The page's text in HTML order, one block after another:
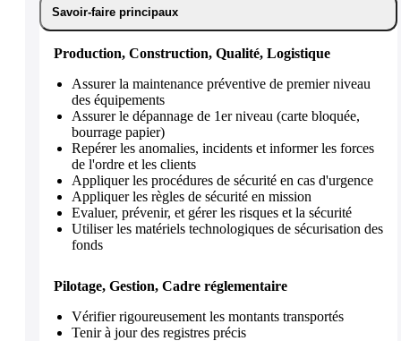
Savoir-faire principaux
Production, Construction, Qualité, Logistique
Assurer la maintenance préventive de premier niveau
des équipements
Assurer le dépannage de 1er niveau (carte bloquée,
bourrage papier)
Repérer les anomalies, incidents et informer les forces
de l'ordre et les clients
Appliquer les procédures de sécurité en cas d'urgence
Appliquer les règles de sécurité en mission
Evaluer, prévenir, et gérer les risques et la sécurité
Utiliser les matériels technologiques de sécurisation des
fonds
Pilotage, Gestion, Cadre réglementaire
Vérifier rigoureusement les montants transportés
Tenir à jour des registres précis